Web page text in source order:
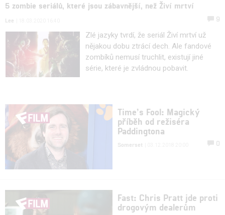
5 zombie seriálů, které jsou zábavnější, než Živí mrtví
Lee 9
Zlé jazyky tvrdí, že seriál Živí mrtví už
nějakou dobu ztrácí dech. Ale fandové
zombíků nemusí truchlit, existují jiné
série, které je zvládnou pobavit.
Time’s Fool: Magický
příběh od režiséra
Paddingtona
Somerset 0
Fast: Chris Pratt jde proti
drogovým dealerům